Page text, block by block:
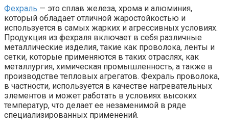
Фехраль — это сплав железа, хрома и алюминия,
который обладает отличной жаростойкостью и
используется в самых жарких и агрессивных условиях.
Продукция из фехраля включает в себя различные
металлические изделия, такие как проволока, ленты и
сетки, которые применяются в таких отраслях, как
металлургия, химическая промышленность, а также в
производстве тепловых агрегатов. Фехраль проволока,
в частности, используется в качестве нагревательных
элементов и может работать в условиях высоких
температур, что делает ее незаменимой в ряде
специализированных применений.